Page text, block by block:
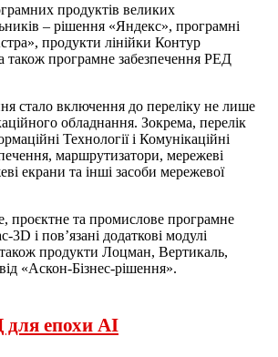
продуктів великих
– рішення «Яндекс», програмні
продукти лінійки Контур
програмне забезпечення РЕД
стало включення до переліку не лише
обладнання. Зокрема, перелік
Технології і Комунікаційні
маршрутизатори, мережеві
екрани та інші засоби мережевої
проєктне та промислове програмне
і пов’язані додаткові модулі
продукти Лоцман, Вертикаль,
«Аскон-Бізнес-рішення».
для епохи AI